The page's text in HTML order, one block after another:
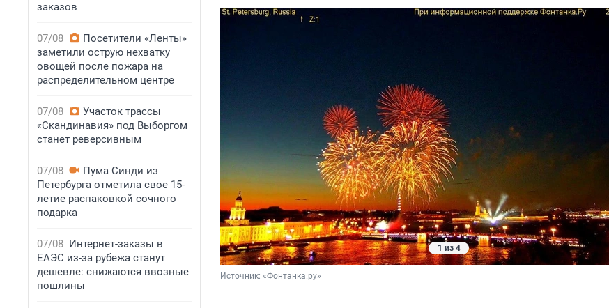
заказов
07/08
Посетители «Ленты»
заметили острую нехватку
овощей после пожара на
распределительном центре
07/08
Участок трассы
«Скандинавия» под Выборгом
станет реверсивным
07/08
Пума Синди из
Петербурга отметила свое 15-
летие распаковкой сочного
подарка
07/08 Интернет-заказы в
ЕАЭС из-за рубежа станут
дешевле: снижаются ввозные
пошлины
1 из 4
Источник: «Фонтанка.ру»